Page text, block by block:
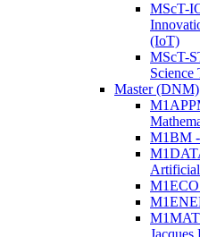
MScT-
(IoT)
MScT-
Science
Master (DNM)
M1BM
Jacques